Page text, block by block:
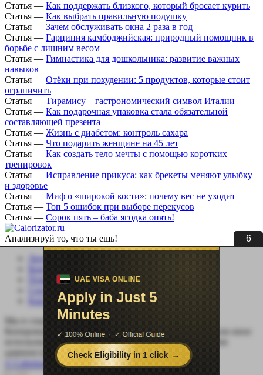
5
Статья — Как поддержать близкого, который бросает курить
Статья — Как выбрать правильную подушку
Статья — Зачем обслуживать окна 2 раза в год
Статья — Гарциния камбоджийская: природный помощник в
борьбе с лишним весом
Статья — Гимнастика для дошкольника: развитие важных
навыков
Статья — Отёки при похудении: 5 продуктов, которые стоит
ограничить
Статья — Тирамису – гастрономический символ Италии
Статья — Как подарочная упаковка стала обязательной
составляющей презента
Статья — Жизнь с диабетом: контроль сахара
Статья — Что подарить женщине на 45 лет
Статья — Как создать тело мечты с помощью коротких
тренировок
Статья — Исправление прикуса: как брекеты меняют улыбку
и здоровье
Статья — Миф о «широкой кости»: почему вес не уходит
Статья — Топ 5 ошибок при выборе перекусов
Статья — Сорок пять – баба ягодка опять!
Анализируй то, что ты ешь!
Личный кабинет
Помощь сайту
Соцсети
Карта сайта
Мы в социальных сетях:
Копирование, перепечатка (целиком или частично) или иное
использование материала без письменного разрешения
администрации сайта Calorizator.ru не допускается.
© Calorizator.ru 2008-2026